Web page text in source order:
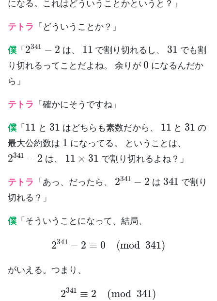
になる。これはどういうことかというと？」
テトラ 「どういうことか？」
僕 「
2341 2
は、
11
で割り切れるし、
31
でも割
り切れるってことだよね。 余りが
0
になるんだか
ら」
テトラ 「確かにそうですね」
僕 「
11
と
31
はどちらも素数だから、
11
と
31
の
最大公約数は
1
になってる。 ということは、
2341−2
は、
11×31
で割り切れるよね？」
テトラ 「あっ、だったら、
2341 2
は
341
で割り
切れる？」
僕 「そういうことになって、結局、
2 341− ≡0 mod 341)
がいえる。つまり、
2341 ≡ mod341)